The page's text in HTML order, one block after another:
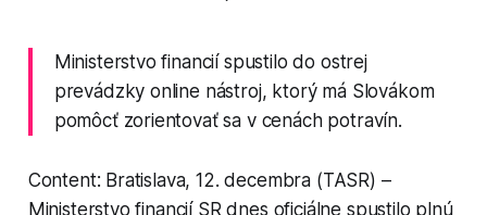
Ministerstvo financií spustilo do ostrej
prevádzky online nástroj, ktorý má Slovákom
pomôcť zorientovať sa v cenách potravín.
Content: Bratislava, 12. decembra (TASR) –
Ministerstvo financií SR dnes oficiálne spustilo plnú